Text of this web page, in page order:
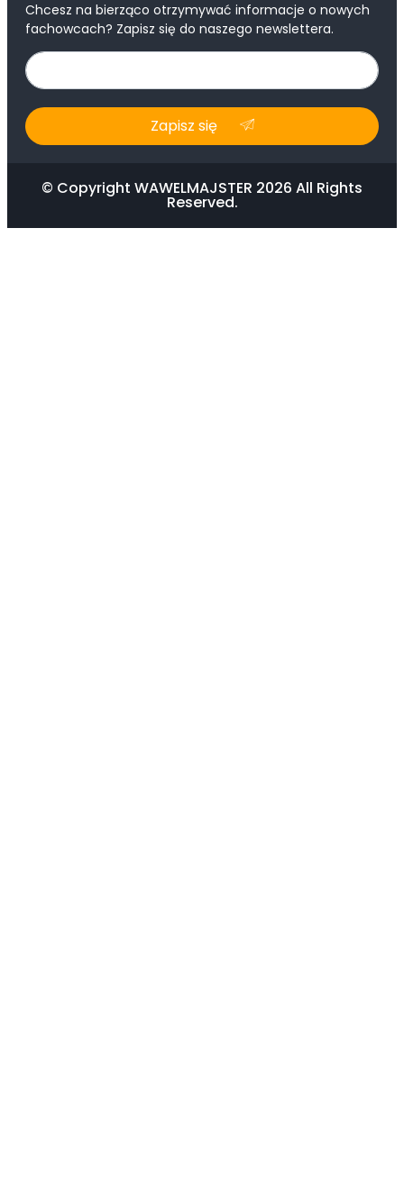
Chcesz na bierząco otrzymywać informacje o nowych
fachowcach? Zapisz się do naszego newslettera.
Zapisz się
© Copyright WAWELMAJSTER 2026 All Rights
Reserved.